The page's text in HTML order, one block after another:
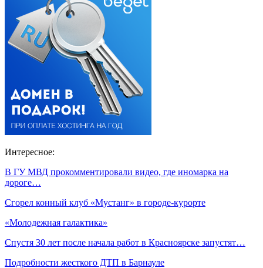
Интересное:
В ГУ МВД прокомментировали видео, где иномарка на
дороге…
Сгорел конный клуб «Мустанг» в городе-курорте
«Молодежная галактика»
Спустя 30 лет после начала работ в Красноярске запустят…
Подробности жесткого ДТП в Барнауле